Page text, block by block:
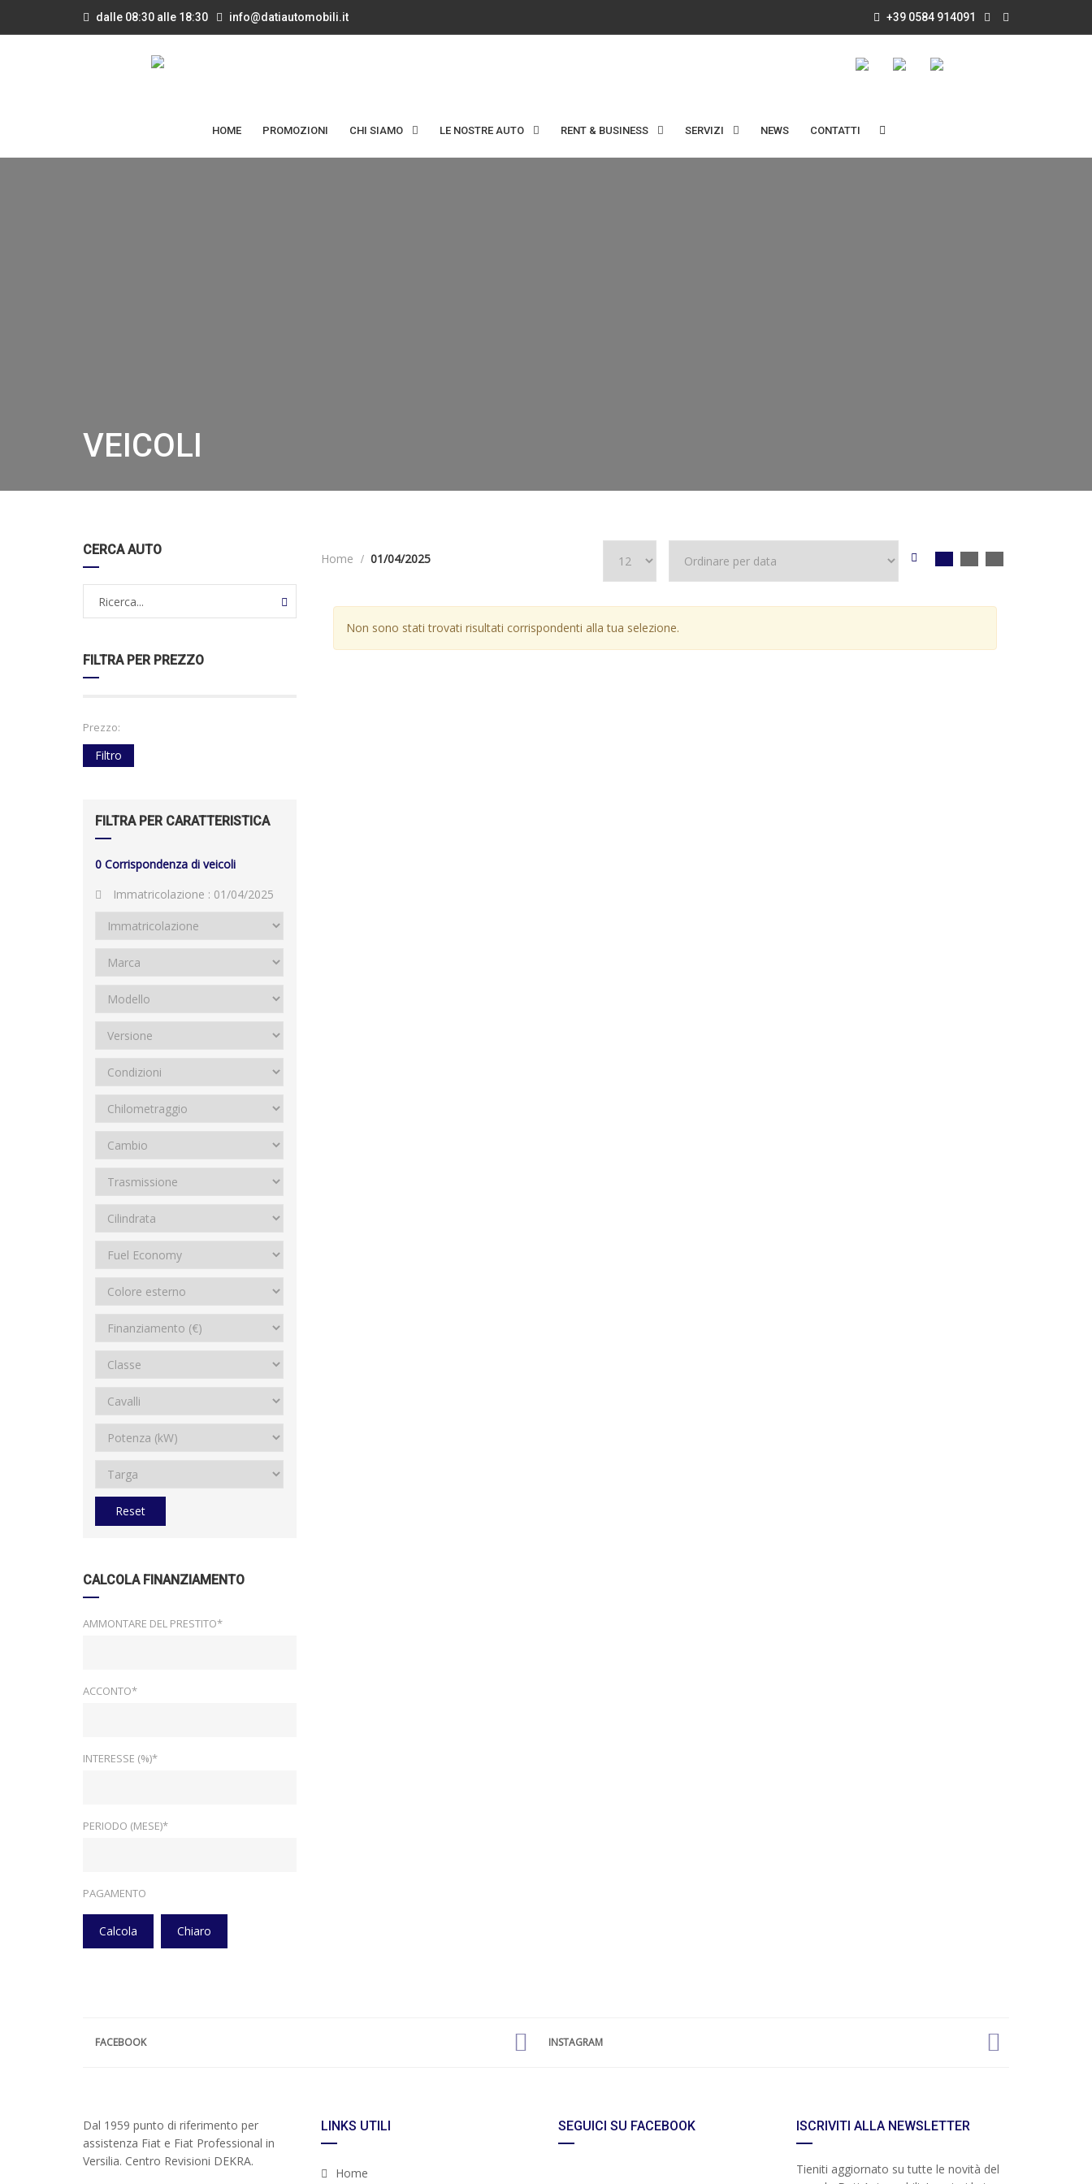
dalle 08:30 alle 18:30 info@datiautomobili.it +39 0584 914091
HOME PROMOZIONI CHI SIAMO LE NOSTRE AUTO RENT & BUSINESS SERVIZI NEWS CONTATTI
VEICOLI
CERCA AUTO
FILTRA PER PREZZO
Prezzo:
Filtro
FILTRA PER CARATTERISTICA
0 Corrispondenza di veicoli
Immatricolazione : 01/04/2025
Reset
CALCOLA FINANZIAMENTO
AMMONTARE DEL PRESTITO*
ACCONTO*
INTERESSE (%)*
PERIODO (MESE)*
PAGAMENTO
Calcola Chiaro
Home 01/04/2025
Non sono stati trovati risultati corrispondenti alla tua selezione.
FACEBOOK INSTAGRAM
Dal 1959 punto di riferimento per
assistenza Fiat e Fiat Professional in
Versilia. Centro Revisioni DEKRA.
LINKS UTILI
Home
SEGUICI SU FACEBOOK ISCRIVITI ALLA NEWSLETTER
Tieniti aggiornato su tutte le novità del